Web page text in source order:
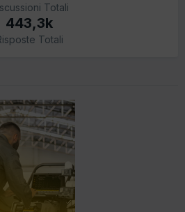
Totali
443,3k
Totali